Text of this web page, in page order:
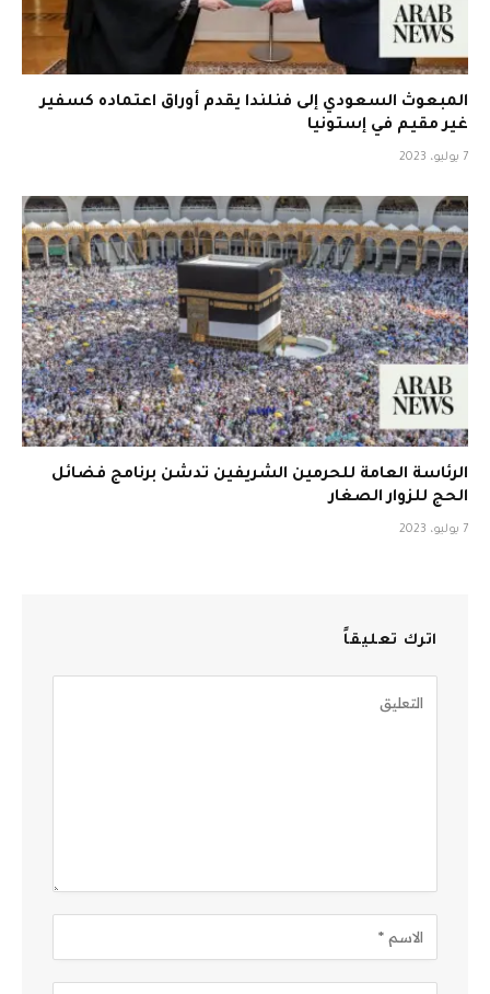
المبعوث السعودي إلى فنلندا يقدم أوراق اعتماده كسفير
غير مقيم في إستونيا
7 يوليو، 2023
الرئاسة العامة للحرمين الشريفين تدشن برنامج فضائل
الحج للزوار الصغار
7 يوليو، 2023
اترك تعليقاً